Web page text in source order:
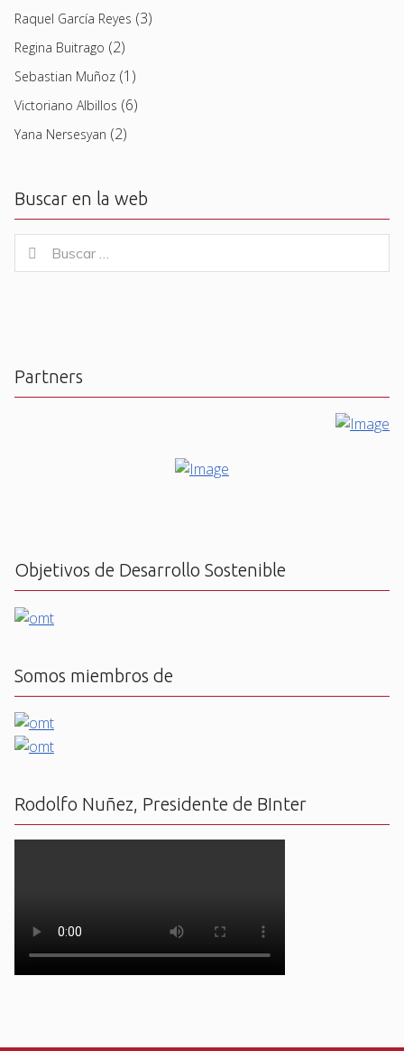
Raquel García Reyes (3)
Regina Buitrago (2)
Sebastian Muñoz (1)
Victoriano Albillos (6)
Yana Nersesyan (2)
Buscar en la web
for:
Buscar
Partners
Objetivos de Desarrollo Sostenible
Somos miembros de
Rodolfo Nuñez, Presidente de BInter